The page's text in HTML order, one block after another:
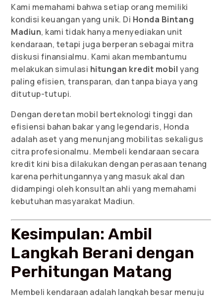
Kami memahami bahwa setiap orang memiliki
kondisi keuangan yang unik. Di Honda Bintang
Madiun, kami tidak hanya menyediakan unit
kendaraan, tetapi juga berperan sebagai mitra
diskusi finansialmu. Kami akan membantumu
melakukan simulasi hitungan kredit mobil yang
paling efisien, transparan, dan tanpa biaya yang
ditutup-tutupi.
Dengan deretan mobil berteknologi tinggi dan
efisiensi bahan bakar yang legendaris, Honda
adalah aset yang menunjang mobilitas sekaligus
citra profesionalmu. Membeli kendaraan secara
kredit kini bisa dilakukan dengan perasaan tenang
karena perhitungannya yang masuk akal dan
didampingi oleh konsultan ahli yang memahami
kebutuhan masyarakat Madiun.
Kesimpulan: Ambil
Langkah Berani dengan
Perhitungan Matang
Membeli kendaraan adalah langkah besar menuju